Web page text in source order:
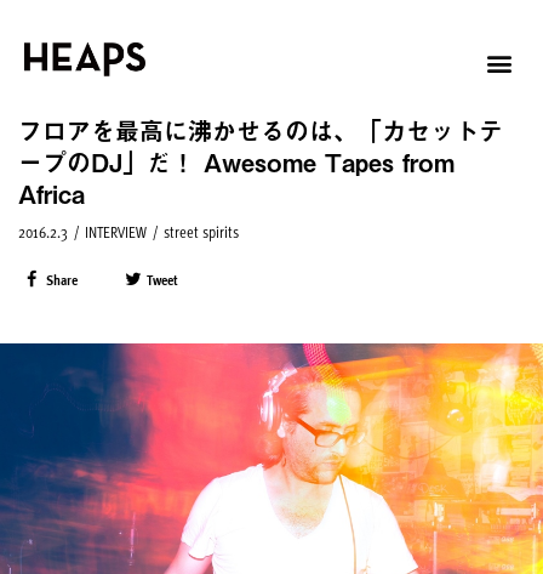
フロアを最高に沸かせるのは、「カセットテ
ープのDJ」だ！ Awesome Tapes from
Africa
2016.2.3 / INTERVIEW / street spirits
Share Tweet